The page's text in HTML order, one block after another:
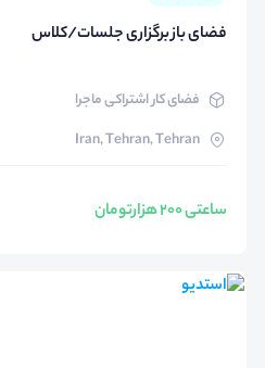
فضای باز برگزاری جلسات/کلاس
فضای کار اشتراکی ماجرا
Iran, Tehran, Tehran
ساعتی ۲۰۰ هزارتومان